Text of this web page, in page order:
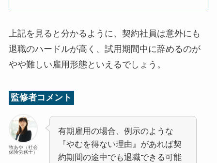
上記を見ると分かるように、契約社員は意外にも
退職のハードルが高く、試用期間中に辞めるのが
やや難しい雇用形態といえるでしょう。
監修者コメント
牧あや（社会
保険労務士）
有期雇用の場合、例示のような
『やむを得ない理由』があれば契
約期間の途中でも退職できる可能